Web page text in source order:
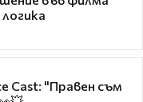
Cast: "Правен съм